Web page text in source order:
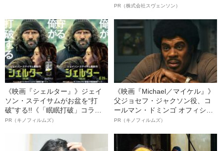
記録を叩き出す“理由”
オイ”や“ベタつき”を解消す
ト”が生み出した徹底ケアとは
PR（株式会社スヴェンソン）
《映画『シェルター』》ジェイ
ソン・ステイサムがお盆を“打
破”する!!《「眠眠打破」コラ
ボ》
PR（キノフィルムズ）
《映画『Michael／マイケル』》
父ジョセフ・ジャクソン役、コ
ールマン・ドミンゴ オフィシャ
ルインタビュー“観客を魅了した
語る”《日本興収70億円突破》
PR（キノフィルムズ）